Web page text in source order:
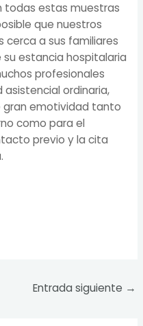
todas estas muestras
que nuestros
cerca a sus familiares
estancia hospitalaria
profesionales
ordinaria,
emotividad tanto
como para el
previo y la cita
Entrada siguiente →